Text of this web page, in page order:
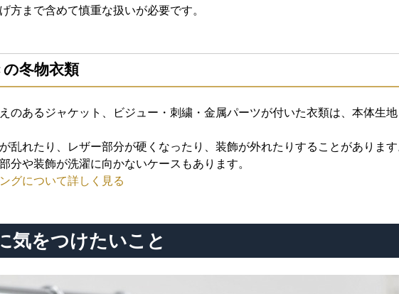
方まで含めて慎重な扱いが必要です。
冬物衣類
のあるジャケット、ビジュー・刺繍・金属パーツが付いた衣類は、本体生
乱れたり、レザー部分が硬くなったり、装飾が外れたりすることがあります
分や装飾が洗濯に向かないケースもあります。
グについて詳しく見る
気をつけたいこと